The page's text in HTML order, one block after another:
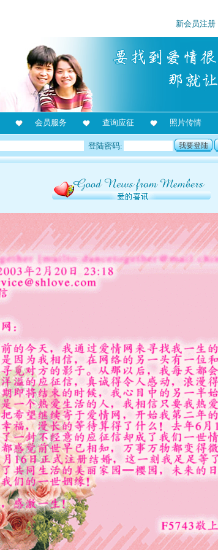
新会员注册
会员服务 查询应征 照片传情
登陆密码: 我要登陆